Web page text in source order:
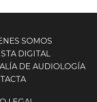
SOMOS
DIGITAL
DE AUDIOLOGÍA